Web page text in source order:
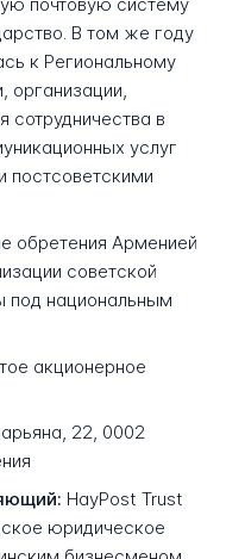
почтовую систему
В том же году
к Региональному
организации,
сотрудничества в
услуг
обретения Арменией
советской
под национальным
акционерное
22, 0002
HayPost Trust
юридическое